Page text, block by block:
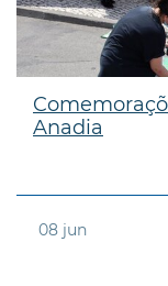
Anadia
08 jun